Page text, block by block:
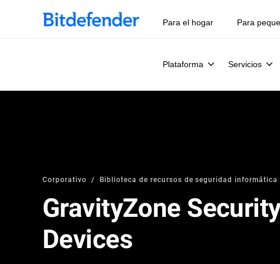
Para el hogar Para
Plataforma Servicios
Corporativo Biblioteca de recursos de seguridad informática
GravityZone
Devices